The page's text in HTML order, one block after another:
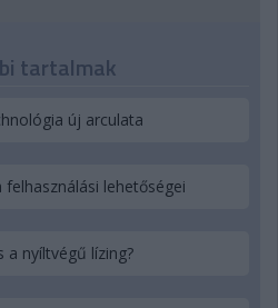
tartalmak
új arculata
felhasználási lehetőségei
a nyíltvégű lízing?